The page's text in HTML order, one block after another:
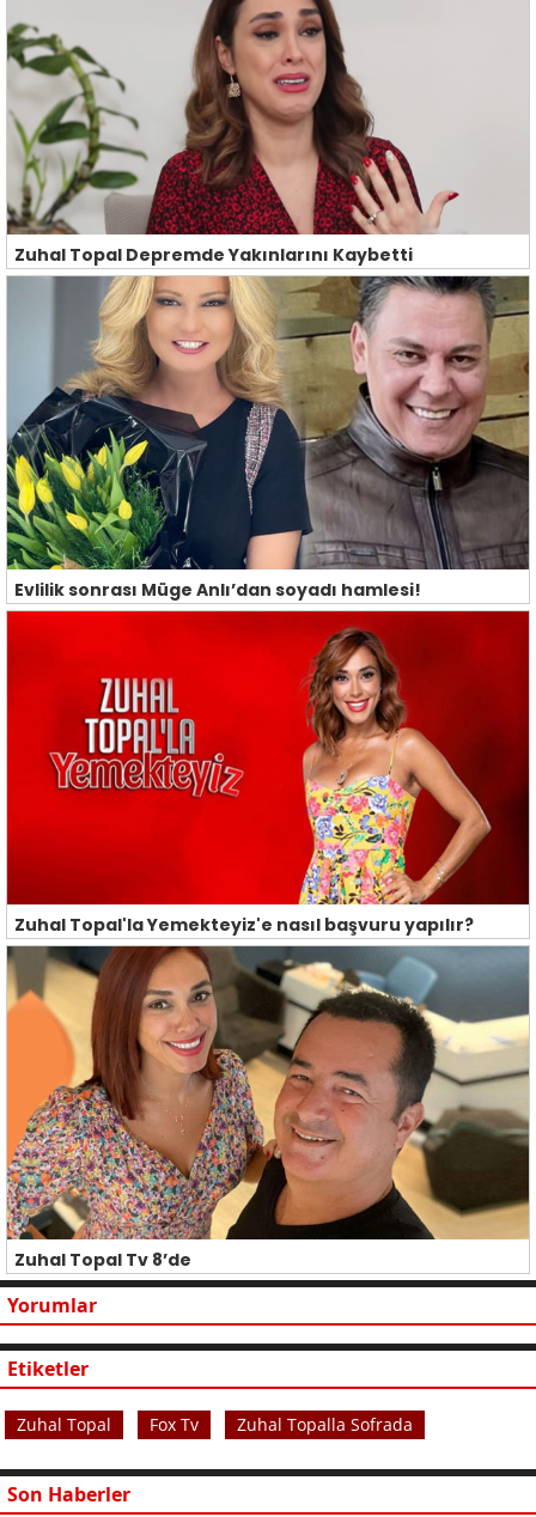
Zuhal Topal Depremde Yakınlarını Kaybetti
Evlilik sonrası Müge Anlı’dan soyadı hamlesi!
Zuhal Topal'la Yemekteyiz'e nasıl başvuru yapılır?
Zuhal Topal Tv 8’de
Yorumlar
Etiketler
Zuhal Topal Fox Tv Zuhal Topalla Sofrada
Son Haberler